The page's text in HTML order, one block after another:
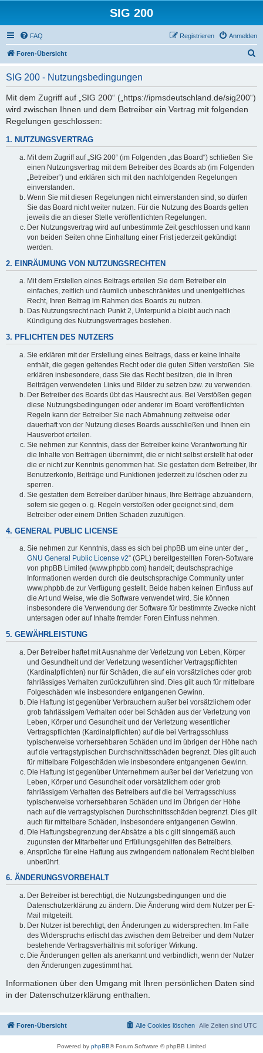
SIG 200
FAQ Anmelden
Registrieren
Foren-Übersicht
SIG 200 - Nutzungsbedingungen
Mit dem Zugriff auf „SIG 200“ („https://ipmsdeutschland.de/sig200“)
wird zwischen Ihnen und dem Betreiber ein Vertrag mit folgenden
Regelungen geschlossen:
1. NUTZUNGSVERTRAG
Mit dem Zugriff auf „SIG 200“ (im Folgenden „das Board“) schließen Sie
einen Nutzungsvertrag mit dem Betreiber des Boards ab (im Folgenden
„Betreiber“) und erklären sich mit den nachfolgenden Regelungen
einverstanden.
Wenn Sie mit diesen Regelungen nicht einverstanden sind, so dürfen
Sie das Board nicht weiter nutzen. Für die Nutzung des Boards gelten
jeweils die an dieser Stelle veröffentlichten Regelungen.
Der Nutzungsvertrag wird auf unbestimmte Zeit geschlossen und kann
von beiden Seiten ohne Einhaltung einer Frist jederzeit gekündigt
werden.
2. EINRÄUMUNG VON NUTZUNGSRECHTEN
Mit dem Erstellen eines Beitrags erteilen Sie dem Betreiber ein
einfaches, zeitlich und räumlich unbeschränktes und unentgeltliches
Recht, Ihren Beitrag im Rahmen des Boards zu nutzen.
Das Nutzungsrecht nach Punkt 2, Unterpunkt a bleibt auch nach
Kündigung des Nutzungsvertrages bestehen.
3. PFLICHTEN DES NUTZERS
Sie erklären mit der Erstellung eines Beitrags, dass er keine Inhalte
enthält, die gegen geltendes Recht oder die guten Sitten verstoßen. Sie
erklären insbesondere, dass Sie das Recht besitzen, die in Ihren
Beiträgen verwendeten Links und Bilder zu setzen bzw. zu verwenden.
Der Betreiber des Boards übt das Hausrecht aus. Bei Verstößen gegen
diese Nutzungsbedingungen oder anderer im Board veröffentlichten
Regeln kann der Betreiber Sie nach Abmahnung zeitweise oder
dauerhaft von der Nutzung dieses Boards ausschließen und Ihnen ein
Hausverbot erteilen.
Sie nehmen zur Kenntnis, dass der Betreiber keine Verantwortung für
die Inhalte von Beiträgen übernimmt, die er nicht selbst erstellt hat oder
die er nicht zur Kenntnis genommen hat. Sie gestatten dem Betreiber, Ihr
Benutzerkonto, Beiträge und Funktionen jederzeit zu löschen oder zu
sperren.
Sie gestatten dem Betreiber darüber hinaus, Ihre Beiträge abzuändern,
sofern sie gegen o. g. Regeln verstoßen oder geeignet sind, dem
Betreiber oder einem Dritten Schaden zuzufügen.
4. GENERAL PUBLIC LICENSE
Sie nehmen zur Kenntnis, dass es sich bei phpBB um eine unter der „
GNU General Public License v2“ (GPL) bereitgestellten Foren-Software
von phpBB Limited (www.phpbb.com) handelt; deutschsprachige
Informationen werden durch die deutschsprachige Community unter
www.phpbb.de zur Verfügung gestellt. Beide haben keinen Einfluss auf
die Art und Weise, wie die Software verwendet wird. Sie können
insbesondere die Verwendung der Software für bestimmte Zwecke nicht
untersagen oder auf Inhalte fremder Foren Einfluss nehmen.
5. GEWÄHRLEISTUNG
Der Betreiber haftet mit Ausnahme der Verletzung von Leben, Körper
und Gesundheit und der Verletzung wesentlicher Vertragspflichten
(Kardinalpflichten) nur für Schäden, die auf ein vorsätzliches oder grob
fahrlässiges Verhalten zurückzuführen sind. Dies gilt auch für mittelbare
Folgeschäden wie insbesondere entgangenen Gewinn.
Die Haftung ist gegenüber Verbrauchern außer bei vorsätzlichem oder
grob fahrlässigem Verhalten oder bei Schäden aus der Verletzung von
Leben, Körper und Gesundheit und der Verletzung wesentlicher
Vertragspflichten (Kardinalpflichten) auf die bei Vertragsschluss
typischerweise vorhersehbaren Schäden und im übrigen der Höhe nach
auf die vertragstypischen Durchschnittsschäden begrenzt. Dies gilt auch
für mittelbare Folgeschäden wie insbesondere entgangenen Gewinn.
Die Haftung ist gegenüber Unternehmern außer bei der Verletzung von
Leben, Körper und Gesundheit oder vorsätzlichem oder grob
fahrlässigem Verhalten des Betreibers auf die bei Vertragsschluss
typischerweise vorhersehbaren Schäden und im Übrigen der Höhe
nach auf die vertragstypischen Durchschnittsschäden begrenzt. Dies gilt
auch für mittelbare Schäden, insbesondere entgangenen Gewinn.
Die Haftungsbegrenzung der Absätze a bis c gilt sinngemäß auch
zugunsten der Mitarbeiter und Erfüllungsgehilfen des Betreibers.
Ansprüche für eine Haftung aus zwingendem nationalem Recht bleiben
unberührt.
6. ÄNDERUNGSVORBEHALT
Der Betreiber ist berechtigt, die Nutzungsbedingungen und die
Datenschutzerklärung zu ändern. Die Änderung wird dem Nutzer per E-
Mail mitgeteilt.
Der Nutzer ist berechtigt, den Änderungen zu widersprechen. Im Falle
des Widerspruchs erlischt das zwischen dem Betreiber und dem Nutzer
bestehende Vertragsverhältnis mit sofortiger Wirkung.
Die Änderungen gelten als anerkannt und verbindlich, wenn der Nutzer
den Änderungen zugestimmt hat.
Informationen über den Umgang mit Ihren persönlichen Daten sind
in der Datenschutzerklärung enthalten.
Foren-Übersicht Alle Zeiten sind UTC
Alle Cookies löschen
Powered by phpBB® Forum Software © phpBB Limited